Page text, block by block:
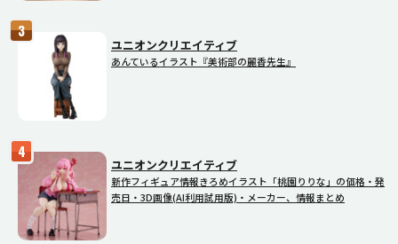
ユニオンクリエイティブ
あんているイラスト『美術部の麗香先生』
ユニオンクリエイティブ
新作フィギュア情報きろめイラスト「桃園りりな」の価格・発
売日・3D画像(AI利用試用版)・メーカー、情報まとめ